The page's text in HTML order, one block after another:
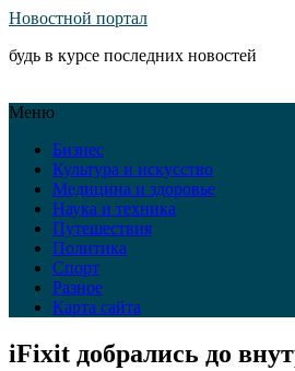
Новостной портал
будь в курсе последних новостей
Меню
Бизнес
Культура и искусство
Медицина и здоровье
Наука и техника
Путешествия
Политика
Спорт
Разное
Карта сайта
iFixit добрались до